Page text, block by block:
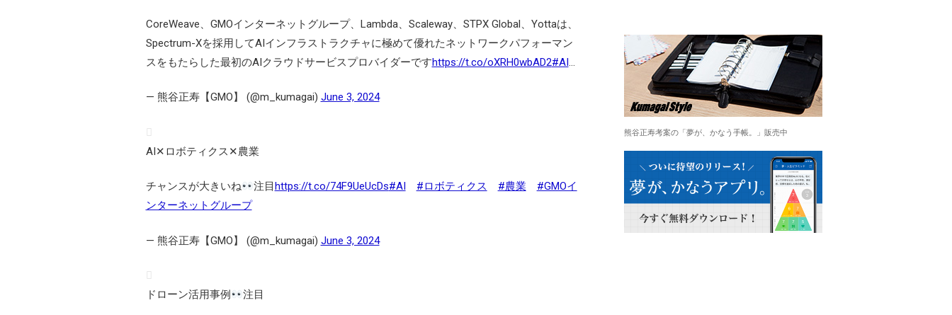
CoreWeave、GMOインターネットグループ、Lambda、Scaleway、STPX Global、Yottaは、
Spectrum-Xを採用してAIインフラストラクチャに極めて優れたネットワークパフォーマン
スをもたらした最初のAIクラウドサービスプロバイダーですhttps://t.co/oXRH0wbAD2#AI…
— 熊谷正寿【GMO】 (@m_kumagai) June 3, 2024
AI✕ロボティクス✕農業
チャンスが大きいね 注目https://t.co/74F9UeUcDs#AI #ロボティクス #農業
#GMOイ
ンターネットグループ
— 熊谷正寿【GMO】 (@m_kumagai) June 3, 2024
ドローン活用事例 注目
熊谷正寿考案の「夢が、かなう手帳。」販売中